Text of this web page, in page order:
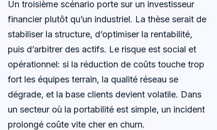
Un troisième scénario porte sur un investisseur
financier plutôt qu’un industriel. La thèse serait de
stabiliser la structure, d’optimiser la rentabilité,
puis d’arbitrer des actifs. Le risque est social et
opérationnel: si la réduction de coûts touche trop
fort les équipes terrain, la qualité réseau se
dégrade, et la base clients devient volatile. Dans
un secteur où la portabilité est simple, un incident
prolongé coûte vite cher en churn.